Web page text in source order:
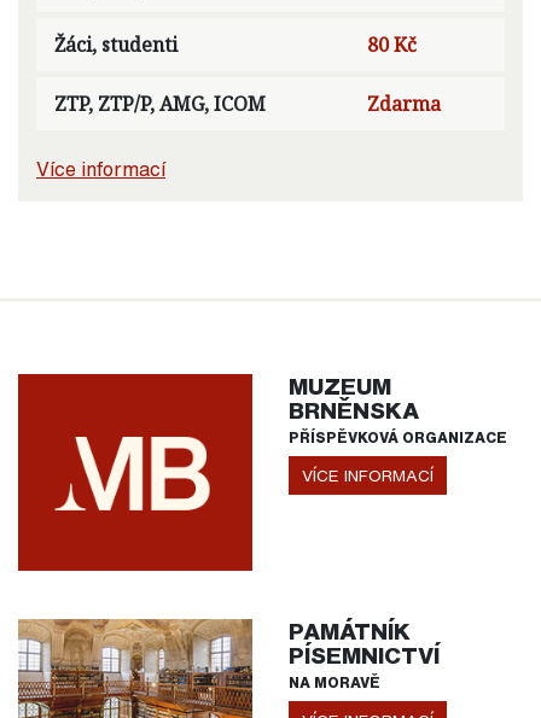
Žáci, studenti 80 Kč
ZTP, ZTP/P, AMG, ICOM Zdarma
Více informací
MUZEUM
BRNĚNSKA
PŘÍSPĚVKOVÁ ORGANIZACE
VÍCE INFORMACÍ
PAMÁTNÍK
PÍSEMNICTVÍ
NA MORAVĚ